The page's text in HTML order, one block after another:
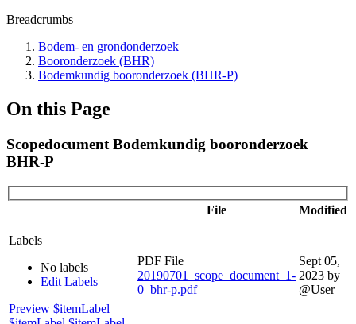
Breadcrumbs
Bodem- en grondonderzoek
Booronderzoek (BHR)
Bodemkundig booronderzoek (BHR-P)
On this Page
Scopedocument Bodemkundig booronderzoek
BHR-P
File Modified
Labels
No labels
Edit Labels
Preview $itemLabel
PDF File
20190701_scope_document_1-
0_bhr-p.pdf
Sept 05,
2023 by
@User